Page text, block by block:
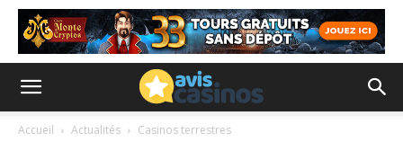
Accueil Actualités Casinos terrestres